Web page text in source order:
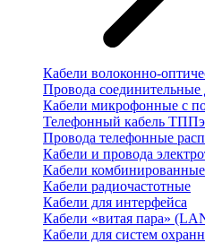
Кабели волоконно-
Провода соединительные
Кабели микрофонные с
Телефонный кабель
Провода телефонные
Кабели и провода
Кабели
Кабели радиочастотные
Кабели для интерфейса
Кабели «витая пара»
Кабели для систем